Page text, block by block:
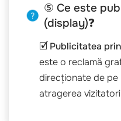
⑤ Ce este
(display)❓
🗹 Publicitatea
este o reclamă
direcționate de pe
atragerea